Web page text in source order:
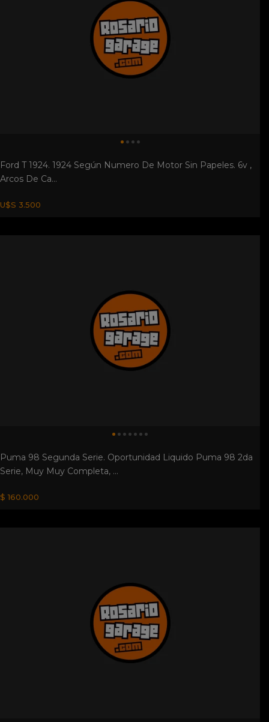
Ford T 1924. 1924 Según Numero De Motor Sin Papeles. 6v ,
Arcos De Ca...
U$S 3.500
Puma 98 Segunda Serie. Oportunidad Liquido Puma 98 2da
Serie, Muy Muy Completa, ...
$ 160.000